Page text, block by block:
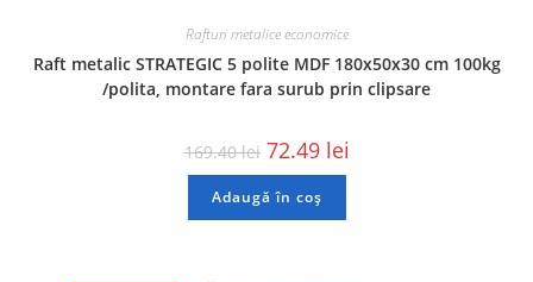
Rafturi metalice economice
Raft metalic STRATEGIC 5 polite MDF 180x50x30 cm 100kg
/polita, montare fara surub prin clipsare
169.40lei 72.49 lei
Adaugă în coș